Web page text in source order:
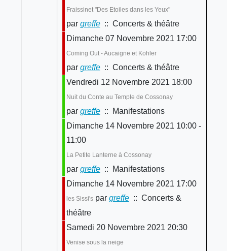
Fraissinet "Des Etoiles dans les Yeux"
par greffe:: Concerts & théâtre
Dimanche 07 Novembre 2021 17:00
Coming Out - Aucaigne et Kohler
par greffe:: Concerts & théâtre
Vendredi 12 Novembre 2021 18:00
Nuit du Conte au Temple de Cossonay
par greffe:: Manifestations
Dimanche 14 Novembre 2021 10:00 -
11:00
La Petite Lanterne à Cossonay
par greffe:: Manifestations
Dimanche 14 Novembre 2021 17:00
les Sissi'spar greffe:: Concerts &
théâtre
Samedi 20 Novembre 2021 20:30
Venise sous la neige